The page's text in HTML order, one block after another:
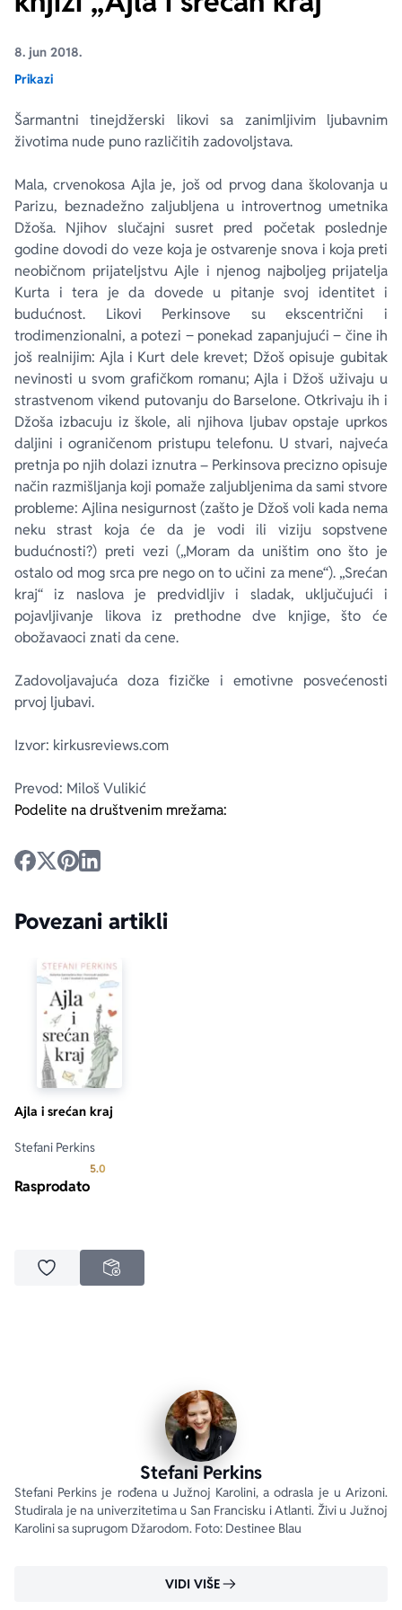
8. jun 2018.
Prikazi
Šarmantni tinejdžerski likovi sa zanimljivim ljubavnim
životima nude puno različitih zadovoljstava.
Mala, crvenokosa Ajla je, još od prvog dana školovanja u
Parizu, beznadežno zaljubljena u introvertnog umetnika
Džoša. Njihov slučajni susret pred početak poslednje
godine dovodi do veze koja je ostvarenje snova i koja preti
neobičnom prijateljstvu Ajle i njenog najboljeg prijatelja
Kurta i tera je da dovede u pitanje svoj identitet i
budućnost. Likovi Perkinsove su ekscentrični i
trodimenzionalni, a potezi ‒ ponekad zapanjujući ‒ čine ih
još realnijim: Ajla i Kurt dele krevet; Džoš opisuje gubitak
nevinosti u svom grafičkom romanu; Ajla i Džoš uživaju u
strastvenom vikend putovanju do Barselone. Otkrivaju ih i
Džoša izbacuju iz škole, ali njihova ljubav opstaje uprkos
daljini i ograničenom pristupu telefonu. U stvari, najveća
pretnja po njih dolazi iznutra – Perkinsova precizno opisuje
način razmišljanja koji pomaže zaljubljenima da sami stvore
probleme: Ajlina nesigurnost (zašto je Džoš voli kada nema
neku strast koja će da je vodi ili viziju sopstvene
budućnosti?) preti vezi („Moram da uništim ono što je
ostalo od mog srca pre nego on to učini za mene“). „Srećan
kraj“ iz naslova je predvidljiv i sladak, uključujući i
pojavljivanje likova iz prethodne dve knjige, što će
obožavaoci znati da cene.
Zadovoljavajuća doza fizičke i emotivne posvećenosti
prvoj ljubavi.
Izvor: kirkusreviews.com
Prevod: Miloš Vulikić
Podelite na društvenim mrežama:
Povezani artikli
Ajla i srećan kraj
Stefani Perkins
5.0
Rasprodato
Dodaj u omiljeneNEDOSTUPNO
Stefani Perkins
Stefani Perkins je rođena u Južnoj Karolini, a odrasla je u Arizoni.
Studirala je na univerzitetima u San Francisku i Atlanti. Živi u Južnoj
Karolini sa suprugom Džarodom. Foto: Destinee Blau
VIDI VIŠE
Ekranizovane knjige
E-knjige
Autori
Poezija
Biografija
Bojan Ljubenović
Milica Jakovljević Mir-Jam
Peter Handke
Elif Šafak